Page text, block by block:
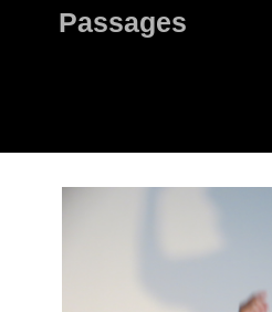
Passages